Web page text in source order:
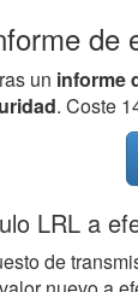
de
un informe
. Coste
LRL a
de